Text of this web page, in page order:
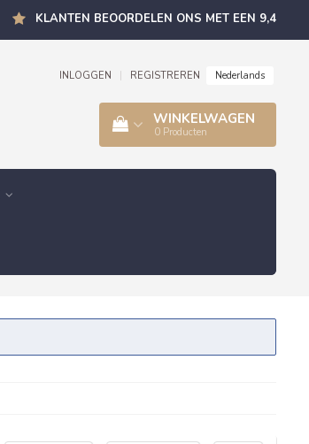
KLANTEN BEOORDELEN ONS MET EEN 9,4
INLOGGEN REGISTREREN Nederlands
WINKELWAGEN
0 Producten